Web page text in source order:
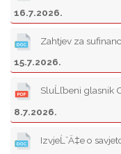
16.7.2026.
Zahtjev za
15.7.2026.
SluĹľbeni glasnik
8.7.2026.
IzvjeĹˇÄ‡e o